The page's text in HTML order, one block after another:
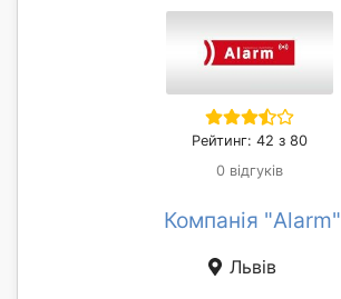
Рейтинг: 42 з 80
0 відгуків
Компанія "Alarm"
Львів